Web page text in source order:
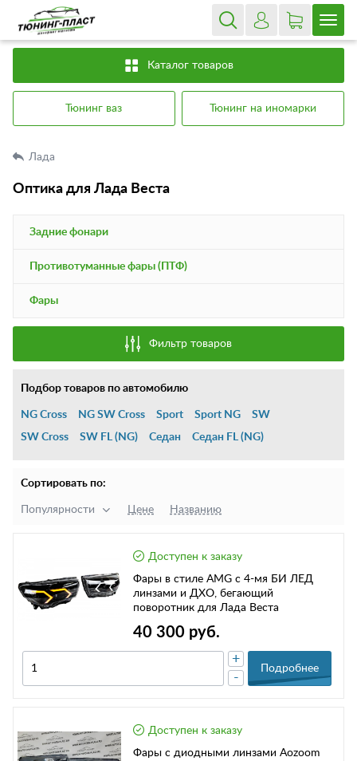
Каталог товаров
Тюнинг ваз Тюнинг на иномарки
Лада
Оптика для Лада Веста
Задние фонари
Противотуманные фары (ПТФ)
Фары
Фильтр товаров
Подбор товаров по автомобилю
NG Cross NG SW Cross Sport Sport NG
SW
SW Cross
SW FL (NG) Седан Седан FL (NG)
Сортировать по:
Популярности Цене Названию
Доступен к заказу
Фары в стиле AMG с 4-мя БИ ЛЕД
линзами и ДХО, бегающий
поворотник для Лада Веста
40 300 руб.
-
+
Подробнее
Доступен к заказу
Фары с диодными линзами Аozoom